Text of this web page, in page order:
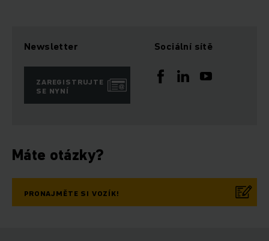
Newsletter
ZAREGISTRUJTE
SE NYNÍ
Sociální sítě
Máte otázky?
PRONAJMĚTE SI VOZÍK!